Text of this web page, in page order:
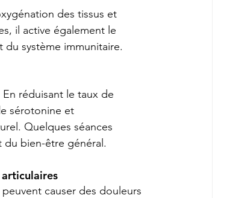
des tissus et
il active également le
système immunitaire.
réduisant le taux de
sérotonine et
Quelques séances
du bien-être général.
causer des douleurs